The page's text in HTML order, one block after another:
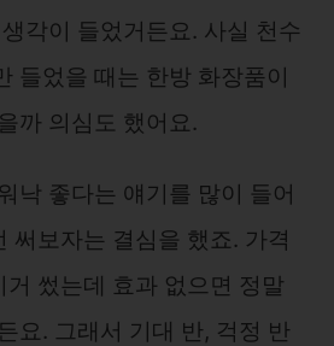
각이 들었거든요. 사실 천수
들었을 때는 한방 화장품이
까 의심도 했어요.
낙 좋다는 얘기를 많이 들어
써보자는 결심을 했죠. 가격
거 썼는데 효과 없으면 정말
요. 그래서 기대 반, 걱정 반